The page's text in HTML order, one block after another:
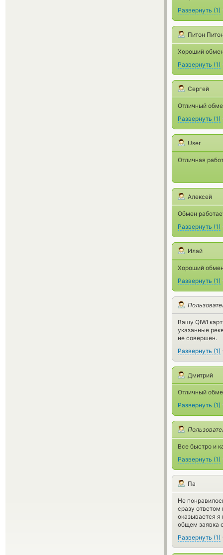
Развернуть (1)
Питон
Хороший
Развернуть (1)
Сергей
Отличный
Развернуть (1)
User
Отличная
Алексей
Обмен
Развернуть (1)
Илай
Хороший
Развернуть (1)
Вашу QIWI
указанные
не совершен.
Развернуть (1)
Дмитрий
Отличный
Развернуть (1)
Все быстро и
Развернуть (1)
Па
Не
сразу ответом
оказывается я
общем заявка
Развернуть (1)